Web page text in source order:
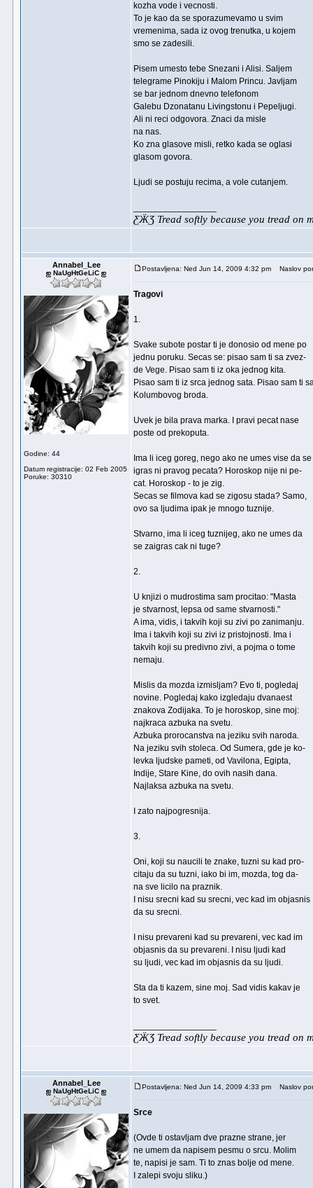
kozha vode i vecnosti.
To je kao da se sporazumevamo u svim
vremenima, sada iz ovog trenutka, u kojem
smo se zadesili.
Pisem umesto tebe Snezani i Alisi. Saljem
telegrame Pinokiju i Malom Princu. Javljam
se bar jednom dnevno telefonom
Galebu Dzonatanu Livingstonu i Pepeljugi.
Ali ni reci odgovora. Znaci da misle
na nas.
Ko zna glasove misli, retko kada se oglasi
glasom govora.
Ljudi se postuju recima, a vole cutanjem.
ƸӜƷ Tread softly because you tread on
Annabel_Lee
ஐ NaUgHtGeLiC ஐ
Godine: 44
Datum registracije: 02 Feb 2005
Poruke: 30310
Postavljena: Ned Jun 14, 2009 4:32 pm Naslov
Tragovi
1.
Svake subote postar ti je donosio od mene po
jednu poruku. Secas se: pisao sam ti sa zvez-
de Vege. Pisao sam ti iz oka jednog kita.
Pisao sam ti iz srca jednog sata. Pisao sam ti
Kolumbovog broda.
Uvek je bila prava marka. I pravi pecat nase
poste od prekoputa.
Ima li iceg goreg, nego ako ne umes vise da se
igras ni pravog pecata? Horoskop nije ni pe-
cat. Horoskop - to je zig.
Secas se filmova kad se zigosu stada? Samo,
ovo sa ljudima ipak je mnogo tuznije.
Stvarno, ima li iceg tuznijeg, ako ne umes da
se zaigras cak ni tuge?
2.
U knjizi o mudrostima sam procitao: "Masta
je stvarnost, lepsa od same stvarnosti."
A ima, vidis, i takvih koji su zivi po zanimanju.
Ima i takvih koji su zivi iz pristojnosti. Ima i
takvih koji su predivno zivi, a pojma o tome
nemaju.
Mislis da mozda izmisljam? Evo ti, pogledaj
novine. Pogledaj kako izgledaju dvanaest
znakova Zodijaka. To je horoskop, sine moj:
najkraca azbuka na svetu.
Azbuka prorocanstva na jeziku svih naroda.
Na jeziku svih stoleca. Od Sumera, gde je ko-
levka ljudske pameti, od Vavilona, Egipta,
Indije, Stare Kine, do ovih nasih dana.
Najlaksa azbuka na svetu.
I zato najpogresnija.
3.
Oni, koji su naucili te znake, tuzni su kad pro-
citaju da su tuzni, iako bi im, mozda, tog da-
na sve licilo na praznik.
I nisu srecni kad su srecni, vec kad im objasnis
da su srecni.
I nisu prevareni kad su prevareni, vec kad im
objasnis da su prevareni. I nisu ljudi kad
su ljudi, vec kad im objasnis da su ljudi.
Sta da ti kazem, sine moj. Sad vidis kakav je
to svet.
ƸӜƷ Tread softly because you tread on
Annabel_Lee
ஐ NaUgHtGeLiC ஐ
Postavljena: Ned Jun 14, 2009 4:33 pm Naslov
Srce
(Ovde ti ostavljam dve prazne strane, jer
ne umem da napisem pesmu o srcu. Molim
te, napisi je sam. Ti to znas bolje od mene.
I zalepi svoju sliku.)